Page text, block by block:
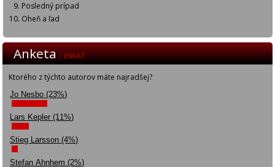
Posledný prípad
Oheň a ľad
Anketa/ ENKÄT
Ktorého z týchto autorov máte najradšej?
Jo Nesbo (23%)
Lars Kepler (11%)
Stieg Larsson (4%)
Stefan Ahnhem (2%)